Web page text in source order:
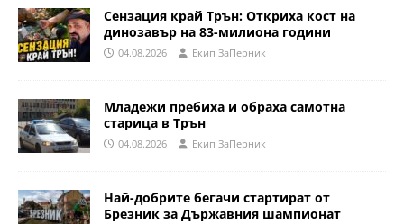
Сензация край Трън: Откриха кост на
динозавър на 83-милиона години
04.08.2026 Eкип ЗаПерник
Младежи пребиха и обраха самотна
старица в Трън
04.08.2026 Eкип ЗаПерник
Най-добрите бегачи стартират от
Брезник за Държавния шампионат